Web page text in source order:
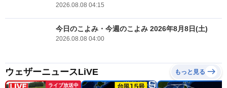
2026.08.08 04:15
今日のこよみ・今週のこよみ 2026年8月8日(土)
2026.08.08 04:00
ウェザーニュースLiVE もっと見る
ライブ放送中